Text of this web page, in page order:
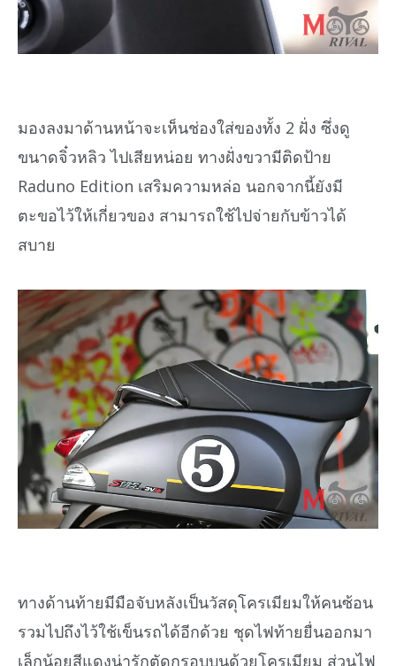
มองลงมาด้านหน้าจะเห็นช่องใส่ของทั้ง 2 ฝั่ง ซึ่งดู
ขนาดจิ๋วหลิว ไปเสียหน่อย ทางฝั่งขวามีติดป้าย
Raduno Edition เสริมความหล่อ นอกจากนี้ยังมี
ตะขอไว้ให้เกี่ยวของ สามารถใช้ไปจ่ายกับข้าวได้
สบาย
ทางด้านท้ายมีมือจับหลังเป็นวัสดุโครเมียมให้คนซ้อน
รวมไปถึงไว้ใช้เข็นรถได้อีกด้วย ชุดไฟท้ายยื่นออกมา
เล็กน้อยสีแดงน่ารักตัดกรอบบนด้วยโครเมียม ส่วนไฟ